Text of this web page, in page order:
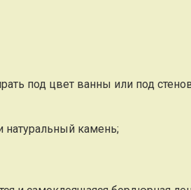
под цвет ванны или под
натуральный камень;